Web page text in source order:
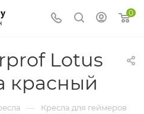
0
Lotus
красный
— Кресла для геймеров